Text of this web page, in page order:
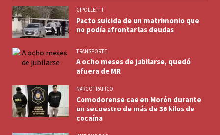
CIPOLLETTI
Pacto suicida de un matrimonio que
no podía afrontar las deudas
TRANSPORTE
A ocho meses de jubilarse, quedó
afuera de MR
NARCOTRAFICO
Comodorense cae en Morón durante
un secuestro de más de 36 kilos de
cocaína